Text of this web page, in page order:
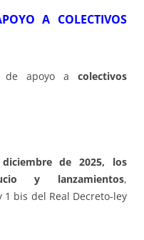
A COLECTIVOS
de apoyo a colectivos
de 2025, los
y lanzamientos,
bis del Real Decreto-ley